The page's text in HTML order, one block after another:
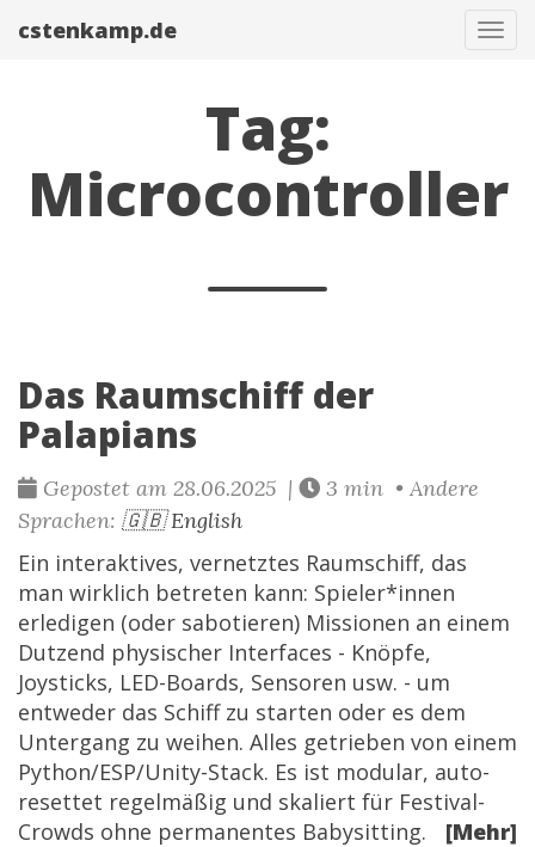
cstenkamp.de
Tag:
Microcontroller
Das Raumschiff der
Palapians
Gepostet am 28.06.2025 |
3 min • Andere
Sprachen: 🇬🇧 English
Ein interaktives, vernetztes Raumschiff, das
man wirklich betreten kann: Spieler*innen
erledigen (oder sabotieren) Missionen an einem
Dutzend physischer Interfaces - Knöpfe,
Joysticks, LED-Boards, Sensoren usw. - um
entweder das Schiff zu starten oder es dem
Untergang zu weihen. Alles getrieben von einem
Python/ESP/Unity-Stack. Es ist modular, auto-
resettet regelmäßig und skaliert für Festival-
Crowds ohne permanentes Babysitting.
[Mehr]